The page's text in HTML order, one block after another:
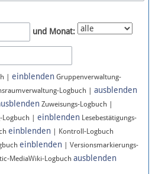
und Monat:
| einblenden Gruppenverwaltung-
Logbuch | ausblenden
Zuweisungs-Logbuch |
Logbuch | einblenden Lesebestätigungs-
einblenden | Kontroll-Logbuch
einblenden | Versionsmarkierungs-
MediaWiki-Logbuch ausblenden